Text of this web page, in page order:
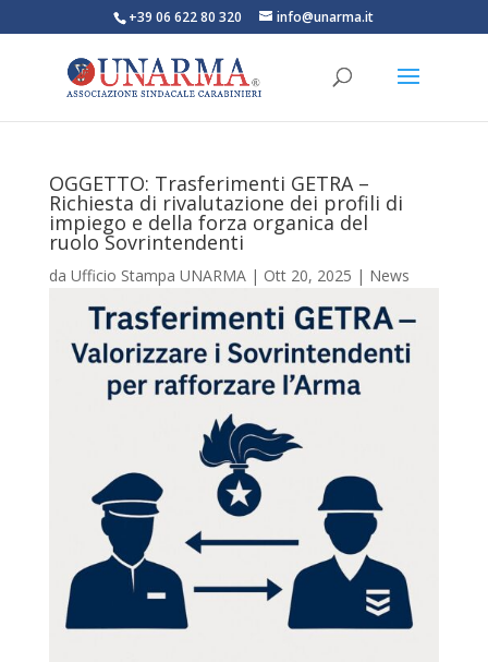
+39 06 622 80 320 info@unarma.it
OGGETTO: Trasferimenti GETRA –
Richiesta di rivalutazione dei profili di
impiego e della forza organica del
ruolo Sovrintendenti
da Ufficio Stampa UNARMA| Ott 20, 2025 | News